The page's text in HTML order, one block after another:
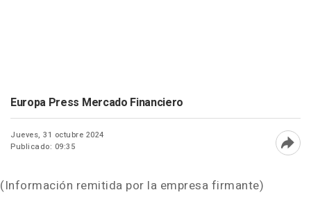
Europa Press Mercado Financiero
Jueves, 31 octubre 2024
Publicado: 09:35
(Información remitida por la empresa firmante)